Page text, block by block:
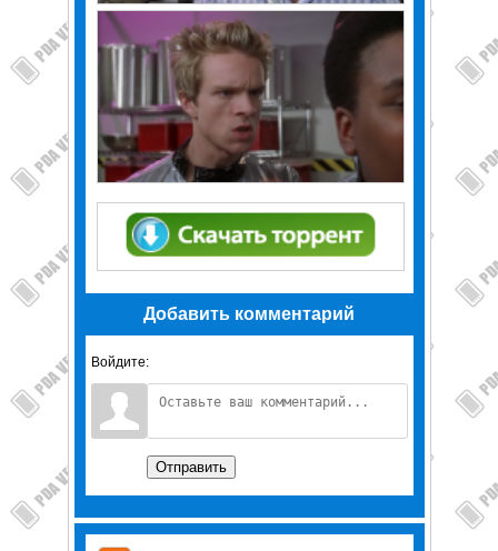
Добавить комментарий
Войдите:
Отправить